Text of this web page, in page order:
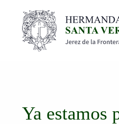
Ya estamos